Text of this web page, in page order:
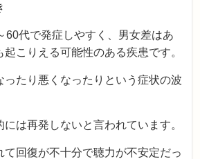
60代で発症しやすく、男女差はあ
起こりえる可能性のある疾患です。
ったり悪くなったりという症状の波
は再発しないと言われています。
て回復が不十分で聴力が不安定だっ